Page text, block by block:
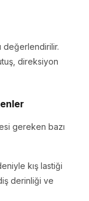
değerlendirilir.
direksiyon
gereken bazı
kış lastiği
derinliği ve